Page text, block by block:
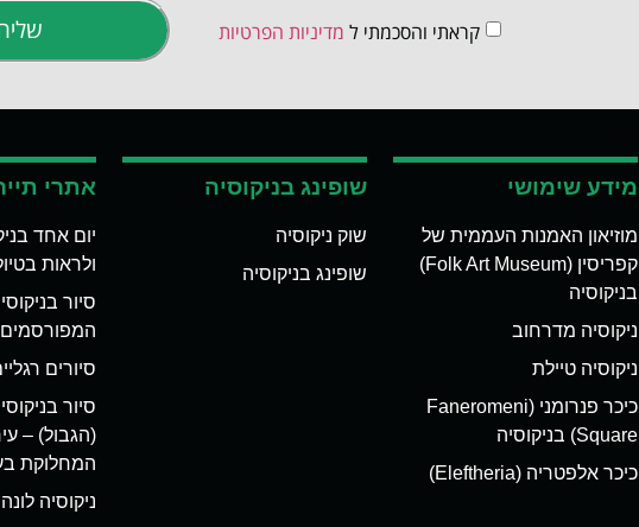
קראתי והסכמתי ל מדיניות הפרטיות
מידע שימושי
מוזיאון האמנות העממית של
קפריסין (Folk Art Museum)
בניקוסיה
ניקוסיה מדרחוב
ניקוסיה טיילת
כיכר פנרומני (Faneromeni
Square) בניקוסיה
כיכר אלפטריה (Eleftheria)
שופינג בניקוסיה
שוק ניקוסיה
שופינג בניקוסיה
אתרי
יום אחד
ולראות
סיור
המפורסמים
סיורים
סיור
(הגבול) –
המחלוקת
ניקוסיה